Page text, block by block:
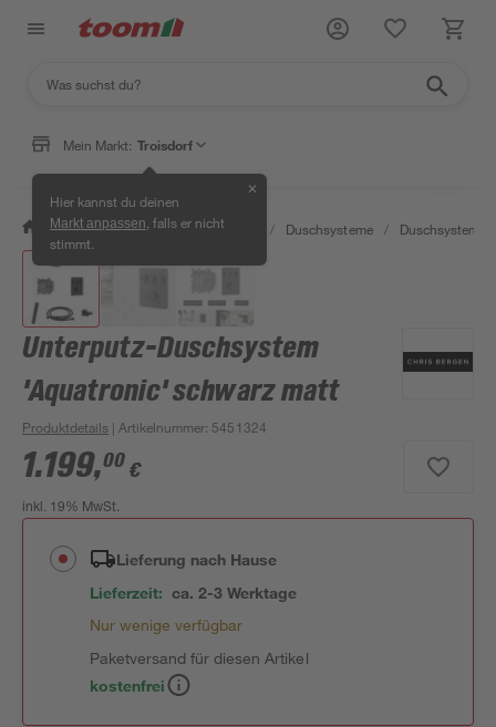
Mein Markt: Troisdorf
Hier kannst du deinen
Markt anpassen , falls er nicht
stimmt.
✕
/ Bad & Sanitär / Badarmaturen / Duschsysteme / Duschsysteme
Unterputz-Duschsystem
'Aquatronic' schwarz matt
Produktdetails | Artikelnummer: 5451324
1.199,00 €
inkl. 19% MwSt.
Lieferung nach Hause
Lieferzeit: ca. 2-3 Werktage
Nur wenige verfügbar
Paketversand für diesen Artikel
kostenfrei